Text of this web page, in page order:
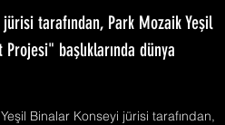
jürisi tarafından, Park Mozaik Yeşil
Projesi" başlıklarında dünya
Binalar Konseyi jürisi tarafından,